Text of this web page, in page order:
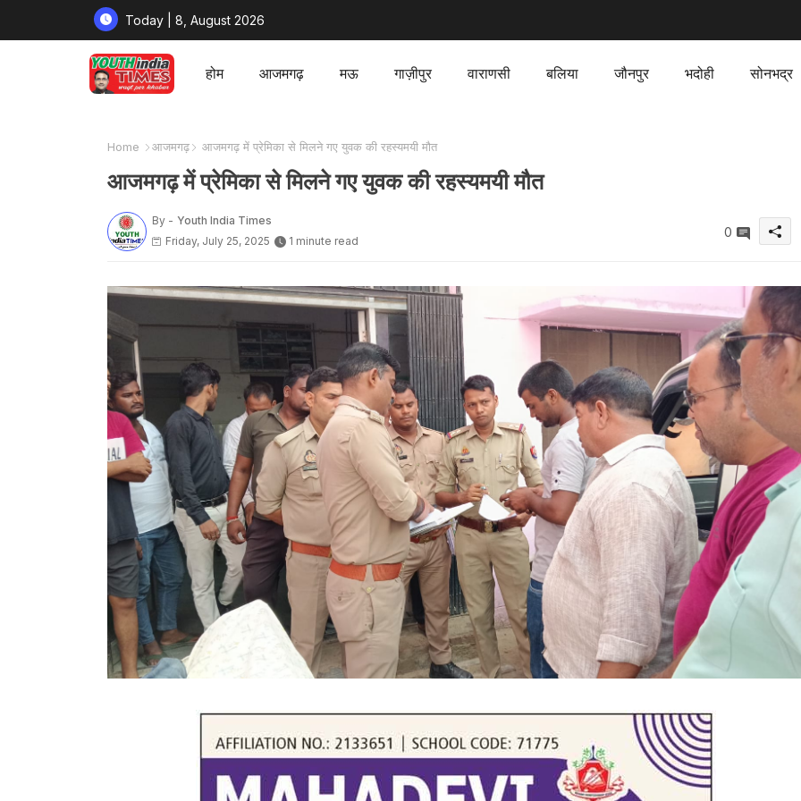
Today | 8, August 2026
होम आजमगढ़ मऊ गाज़ीपुर वाराणसी बलिया जौनपुर भदोही सोनभद्र
Home आजमगढ़ आजमगढ़ में प्रेमिका से मिलने गए युवक की रहस्यमयी मौत
आजमगढ़ में प्रेमिका से मिलने गए युवक की रहस्यमयी मौत
By - Youth India Times
Friday, July 25, 2025
1 minute read
0